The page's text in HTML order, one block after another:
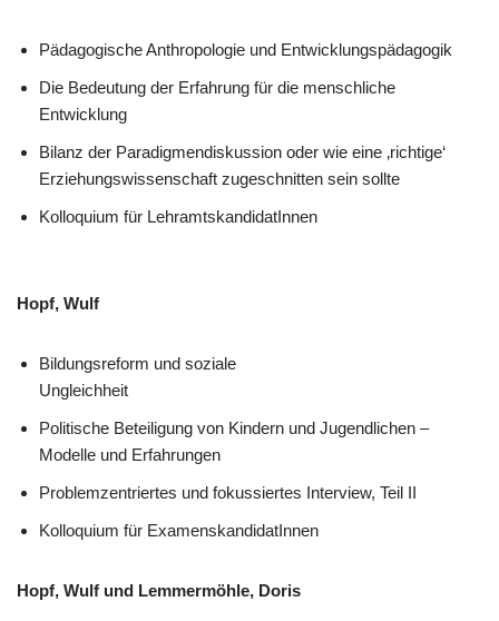
Pädagogische Anthropologie und Entwicklungspädagogik
Die Bedeutung der Erfahrung für die menschliche
Entwicklung
Bilanz der Paradigmendiskussion oder wie eine ‚richtige‘
Erziehungswissenschaft zugeschnitten sein sollte
Kolloquium für LehramtskandidatInnen
Hopf, Wulf
Bildungsreform und soziale
Ungleichheit
Politische Beteiligung von Kindern und Jugendlichen –
Modelle und Erfahrungen
Problemzentriertes und fokussiertes Interview, Teil II
Kolloquium für ExamenskandidatInnen
Hopf, Wulf und Lemmermöhle, Doris